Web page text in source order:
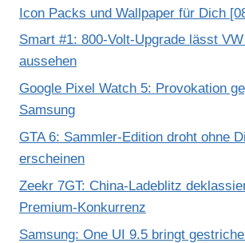
Icon Packs und Wallpaper für Dich
Smart #1: 800-Volt-Upgrade lässt
aussehen
Google Pixel Watch 5: Provokation
Samsung
GTA 6: Sammler-Edition droht ohne
erscheinen
Zeekr 7GT: China-Ladeblitz
Premium-Konkurrenz
Samsung: One UI 9.5 bringt